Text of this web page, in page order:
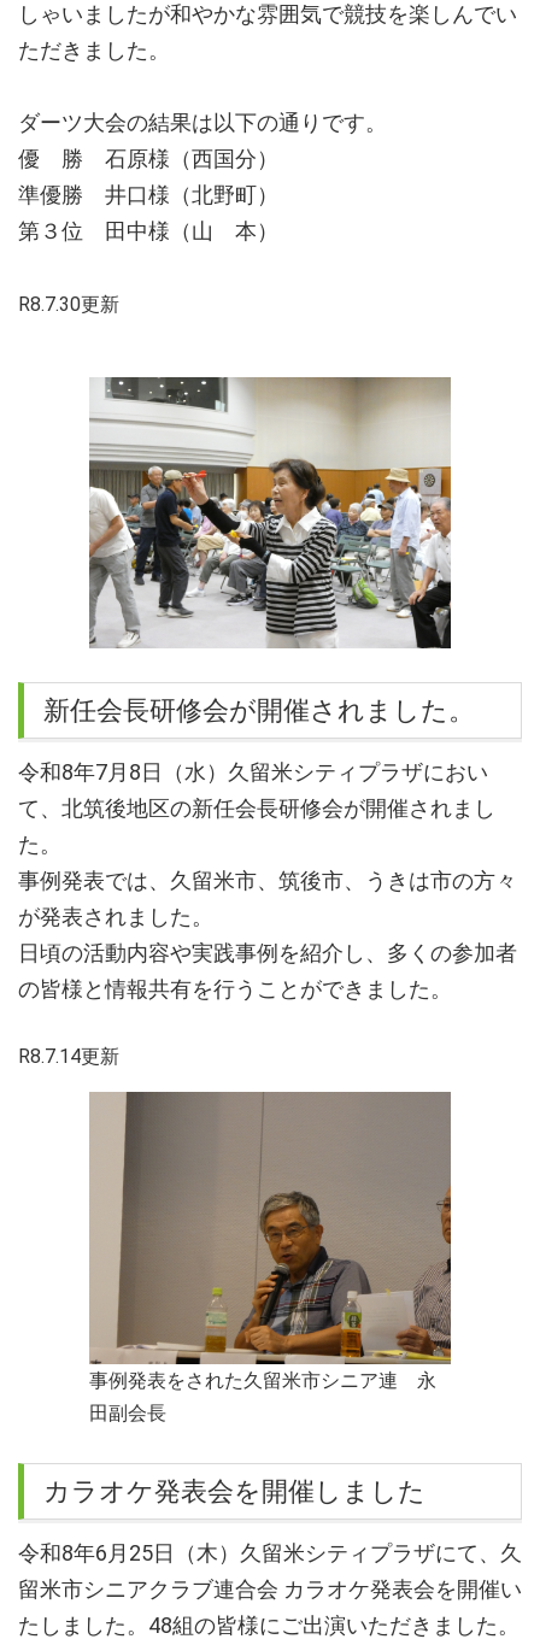
しゃいましたが和やかな雰囲気で競技を楽しんでい
ただきました。
ダーツ大会の結果は以下の通りです。
優 勝 石原様（西国分）
準優勝 井口様（北野町）
第３位 田中様（山 本）
R8.7.30更新
新任会長研修会が開催されました。
令和8年7月8日（水）久留米シティプラザにおい
て、北筑後地区の新任会長研修会が開催されまし
た。
事例発表では、久留米市、筑後市、うきは市の方々
が発表されました。
日頃の活動内容や実践事例を紹介し、多くの参加者
の皆様と情報共有を行うことができました。
R8.7.14更新
事例発表をされた久留米市シニア連 永
田副会長
カラオケ発表会を開催しました
令和8年6月25日（木）久留米シティプラザにて、久
留米市シニアクラブ連合会 カラオケ発表会を開催い
たしました。48組の皆様にご出演いただきました。